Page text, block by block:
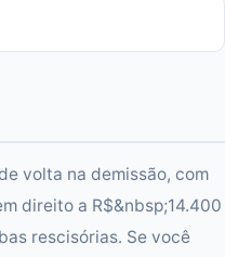
volta na demissão, com
direito a R$&nbsp;14.400
rescisórias. Se você